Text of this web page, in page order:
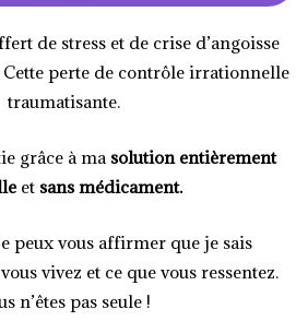
de stress et de crise d’angoisse
Cette perte de contrôle irrationnelle
traumatisante.
grâce à ma solution entièrement
et sans médicament.
peux vous affirmer que je sais
vivez et ce que vous ressentez.
n’êtes pas seule !